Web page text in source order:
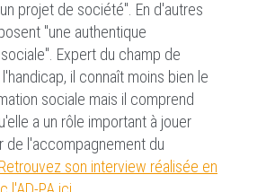
projet de société". En d'autres
"une authentique
Expert du champ de
il connaît moins bien le
sociale mais il comprend
a un rôle important à jouer
de l'accompagnement du
Retrouvez son interview réalisée en